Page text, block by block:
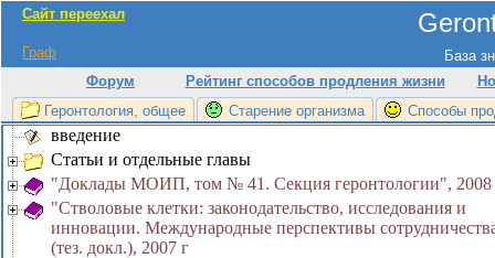
Сайт переехал
База
Граф
Форум
Рейтинг способов продления жизни
Геронтология, общее
Старение организма Способы
введение
Статьи и отдельные главы
"Доклады МОИП, том № 41. Секция геронтологии", 2008
"Стволовые клетки: законодательство, исследования и
инновации. Международные перспективы
(тез. докл.), 2007 г